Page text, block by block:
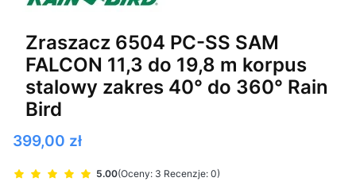
Zraszacz 6504 PC-SS SAM
FALCON 11,3 do 19,8 m korpus
stalowy zakres 40° do 360° Rain
Bird
Cena
399,00 zł
5.00(Oceny: 3 Recenzje: 0)